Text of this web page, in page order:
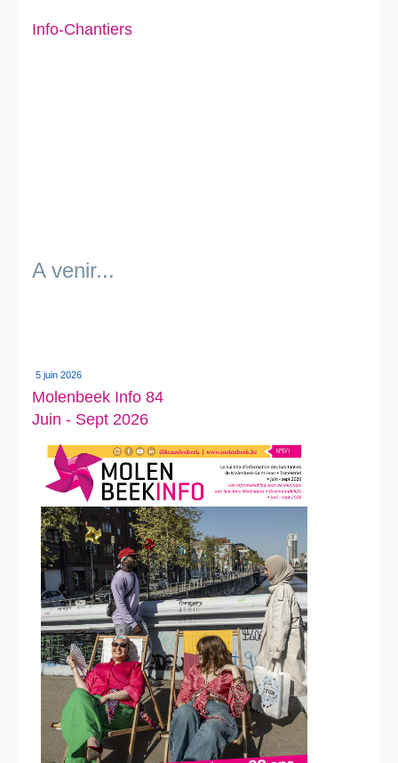
Info-Chantiers
A venir...
5 juin 2026
Molenbeek Info 84
Juin - Sept 2026